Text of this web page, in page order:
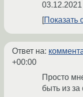
Показать
Ответ на:
+00:00
Просто
быть из